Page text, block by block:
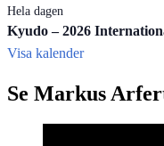
Hela dagen
Kyudo – 2026
Visa kalender
Se Markus